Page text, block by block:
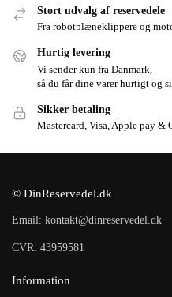
Stort udvalg af reservedele
Fra robotplæneklippere og
Hurtig levering
Vi sender kun fra Danmark,
så du får dine varer hurtigt og
Sikker betaling
Mastercard, Visa, Apple pay &
© DinReservedel.dk
Email: kontakt@dinreservedel.dk
CVR: 43959581
Information